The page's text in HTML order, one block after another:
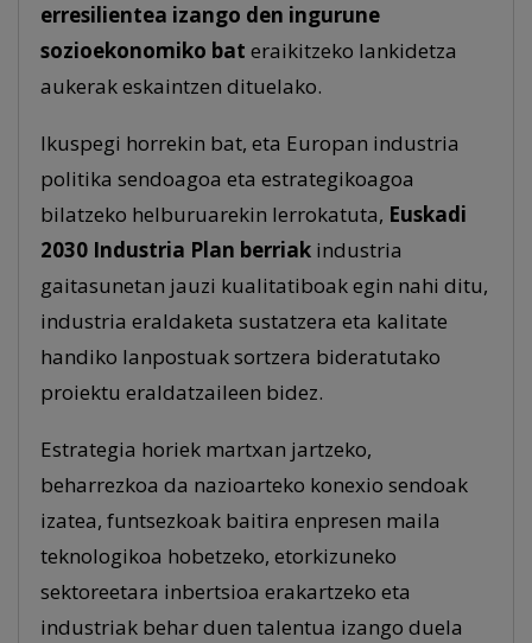
erresilientea izango den ingurune
sozioekonomiko bat eraikitzeko lankidetza
aukerak eskaintzen dituelako.
Ikuspegi horrekin bat, eta Europan industria
politika sendoagoa eta estrategikoagoa
bilatzeko helburuarekin lerrokatuta, Euskadi
2030 Industria Plan berriak industria
gaitasunetan jauzi kualitatiboak egin nahi ditu,
industria eraldaketa sustatzera eta kalitate
handiko lanpostuak sortzera bideratutako
proiektu eraldatzaileen bidez.
Estrategia horiek martxan jartzeko,
beharrezkoa da nazioarteko konexio sendoak
izatea, funtsezkoak baitira enpresen maila
teknologikoa hobetzeko, etorkizuneko
sektoreetara inbertsioa erakartzeko eta
industriak behar duen talentua izango duela